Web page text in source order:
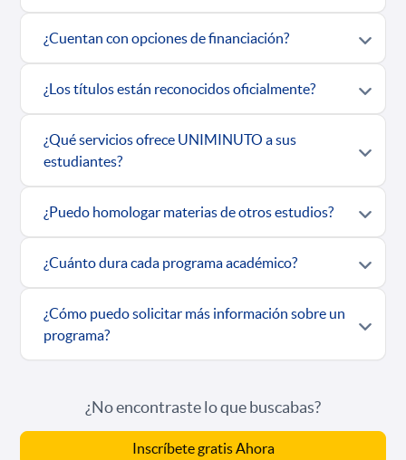
¿Cuentan con opciones de financiación?
¿Los títulos están reconocidos oficialmente?
¿Qué servicios ofrece UNIMINUTO a sus
estudiantes?
¿Puedo homologar materias de otros estudios?
¿Cuánto dura cada programa académico?
¿Cómo puedo solicitar más información sobre un
programa?
¿No encontraste lo que buscabas?
Inscríbete gratis Ahora